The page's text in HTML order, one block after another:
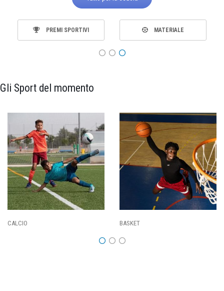
PREMI SPORTIVI MATERIALE
Gli Sport del momento
CALCIO BASKET